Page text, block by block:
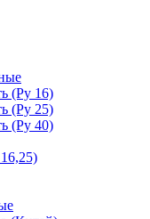
(Ру 16)
(Ру 25)
(Ру 40)